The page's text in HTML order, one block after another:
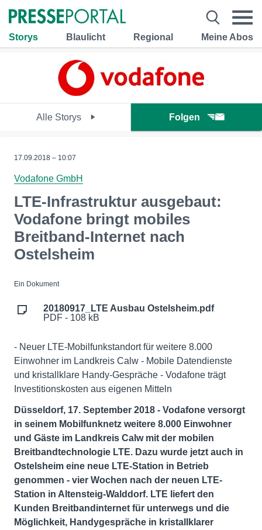
Storys Blaulicht Regional Meine Abos
Alle Storys Folgen
17.09.2018 – 10:07
Vodafone GmbH
LTE-Infrastruktur ausgebaut:
Vodafone bringt mobiles
Breitband-Internet nach
Ostelsheim
Ein Dokument
20180917_LTE Ausbau Ostelsheim.pdf
PDF - 108 kB
- Neuer LTE-Mobilfunkstandort für weitere 8.000
Einwohner im Landkreis Calw - Mobile Datendienste
und kristallklare Handy-Gespräche - Vodafone trägt
Investitionskosten aus eigenen Mitteln
Düsseldorf, 17. September 2018 - Vodafone versorgt
in seinem Mobilfunknetz weitere 8.000 Einwohner
und Gäste im Landkreis Calw mit der mobilen
Breitbandtechnologie LTE. Dazu wurde jetzt auch in
Ostelsheim eine neue LTE-Station in Betrieb
genommen - vier Wochen nach der neuen LTE-
Station in Altensteig-Walddorf. LTE liefert den
Kunden Breitbandinternet für unterwegs und die
Möglichkeit, Handygespräche in kristallklarer